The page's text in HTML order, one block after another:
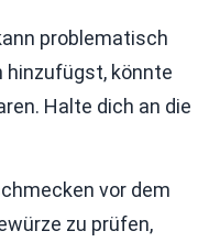
problematisch
hinzufügst, könnte
Halte dich an die
vor dem
zu prüfen,